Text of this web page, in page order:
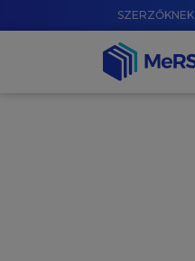
SZERZŐKNEK